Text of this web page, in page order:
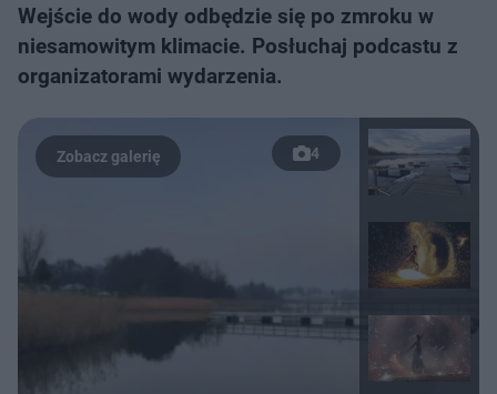
Wejście do wody odbędzie się po zmroku w
niesamowitym klimacie. Posłuchaj podcastu z
organizatorami wydarzenia.
4